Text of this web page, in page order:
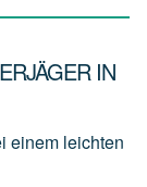
IN
einem leichten